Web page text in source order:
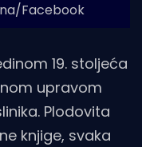
Facebook
19. stoljeća
upravom
Plodovita
knjige, svaka